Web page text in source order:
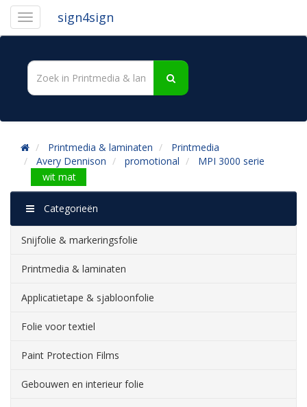
sign4sign
Printmedia & laminaten
Printmedia
Avery Dennison
promotional
MPI 3000 serie
wit mat
Categorieën
Snijfolie & markeringsfolie
Printmedia & laminaten
Applicatietape & sjabloonfolie
Folie voor textiel
Paint Protection Films
Gebouwen en interieur folie